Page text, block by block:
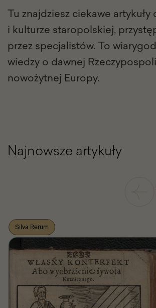
Tu znajdziesz ciekawe artykuły
i kulturze staropolskiej,
przez specjalistów. To
wiedzy o dawnej
nowożytnej Europy.
Najnowsze artykuły
Silva Rerum